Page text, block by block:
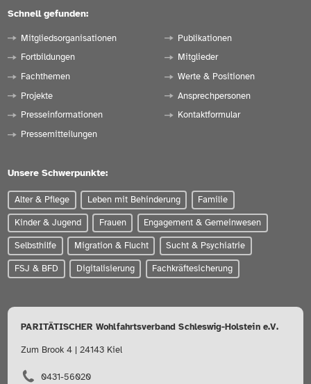
Schnell gefunden:
Mitgliedsorganisationen
Fortbildungen
Fachthemen
Projekte
Presseinformationen
Pressemitteilungen
Publikationen
Mitglieder
Werte & Positionen
Ansprechpersonen
Kontaktformular
Unsere Schwerpunkte:
Alter & Pflege Leben mit Behinderung Familie
Kinder & Jugend Frauen Engagement & Gemeinwesen
Selbsthilfe Migration & Flucht Sucht & Psychiatrie
FSJ & BFD Digitalisierung Fachkräftesicherung
PARITÄTISCHER Wohlfahrtsverband Schleswig-Holstein e.V.
Zum Brook 4 | 24143 Kiel
0431-56020